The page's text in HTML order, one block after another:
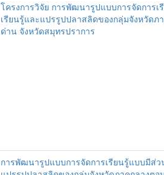
โครงการวิจัย การพัฒนารูปแบบการจัดการ
เรียนรู้และแปรรูปปลาสลิดของกลุ่มจังหวัดภ
ด่าน จังหวัดสมุทรปราการ
การพัฒนารูปแบบการจัดการเรียนรู้แบบมีส่